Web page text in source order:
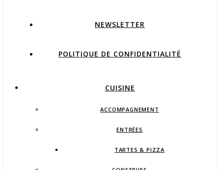
NEWSLETTER
POLITIQUE DE CONFIDENTIALITÉ
CUISINE
ACCOMPAGNEMENT
ENTRÉES
TARTES & PIZZA